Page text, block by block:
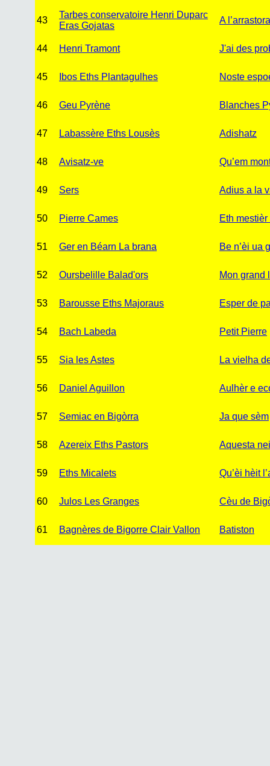
43
Tarbes conservatoire Henri Duparc
Eras Gojatas
A
44 Henri Tramont J'ai des
45 Ibos Eths Plantagulhes Noste
46 Geu Pyrène Blanches
47 Labassère Eths Lousès Adishatz
48 Avisatz-ve Qu’em
49 Sers Adius a la
50 Pierre Cames Eth
51 Ger en Béarn La brana Be n’èi ua
52 Oursbelille Balad'ors Mon grand
53 Barousse Eths Majoraus Esper de
54 Bach Labeda Petit Pierre
55 Sia les Astes La vielha
56 Daniel Aguillon Aulhèr e
57 Semiac en Bigòrra Ja que sèm
58 Azereix Eths Pastors Aquesta
59 Eths Micalets Qu’èi hèit
60 Julos Les Granges Cèu de
61 Bagnères de Bigorre Clair Vallon Batiston